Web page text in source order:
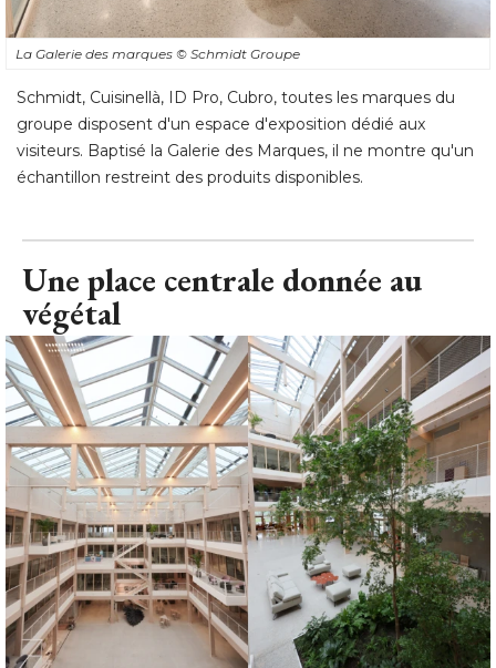
La Galerie des marques © Schmidt Groupe
Schmidt, Cuisinellà, ID Pro, Cubro, toutes les marques du
groupe disposent d'un espace d'exposition dédié aux
visiteurs. Baptisé la Galerie des Marques, il ne montre qu'un
échantillon restreint des produits disponibles.
Une place centrale donnée au
végétal